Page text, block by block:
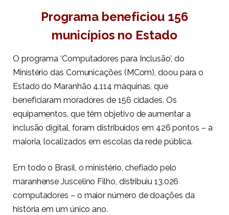
Programa beneficiou 156
municípios no Estado
O programa ‘Computadores para Inclusão’, do
Ministério das Comunicações (MCom), doou para o
Estado do Maranhão 4.114 máquinas, que
beneficiaram moradores de 156 cidades. Os
equipamentos, que têm objetivo de aumentar a
inclusão digital, foram distribuídos em 426 pontos – a
maioria, localizados em escolas da rede pública.
Em todo o Brasil, o ministério, chefiado pelo
maranhense Juscelino Filho, distribuiu 13.026
computadores – o maior número de doações da
história em um único ano.